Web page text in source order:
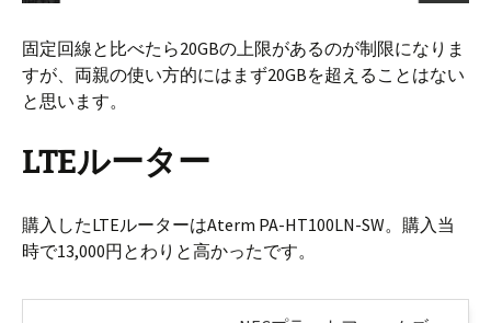
固定回線と比べたら20GBの上限があるのが制限になりま
すが、両親の使い方的にはまず20GBを超えることはない
と思います。
LTEルーター
購入したLTEルーターはAterm PA-HT100LN-SW。購入当
時で13,000円とわりと高かったです。